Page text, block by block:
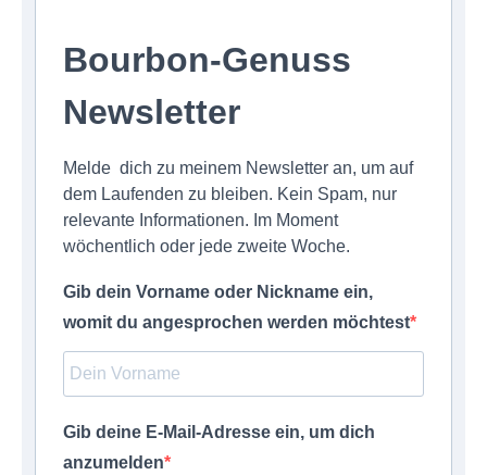
Bourbon-Genuss
Newsletter
Melde dich zu meinem Newsletter an, um auf
dem Laufenden zu bleiben. Kein Spam, nur
relevante Informationen. Im Moment
wöchentlich oder jede zweite Woche.
Gib dein Vorname oder Nickname ein,
womit du angesprochen werden möchtest
Gib deine E-Mail-Adresse ein, um dich
anzumelden